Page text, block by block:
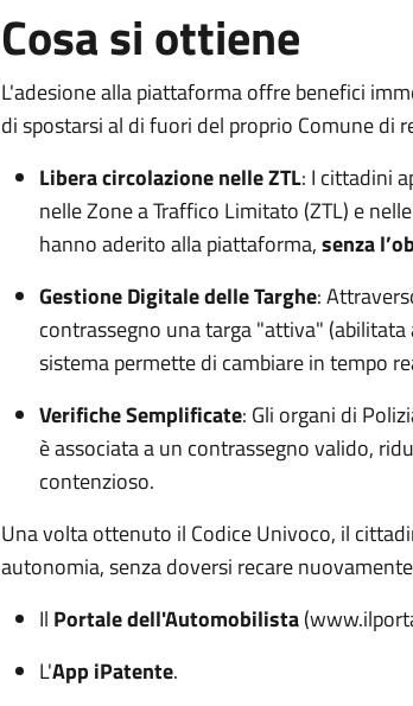
Cosa si ottiene
L'adesione alla piattaforma offre benefici
di spostarsi al di fuori del proprio Comune di
Libera circolazione nelle ZTL: I cittadini
nelle Zone a Traffico Limitato (ZTL) e
hanno aderito alla piattaforma,senza
Gestione Digitale delle Targhe:
contrassegno una targa "attiva"
sistema permette di cambiare in tempo
Verifiche Semplificate: Gli organi di
è associata a un contrassegno valido,
contenzioso.
Una volta ottenuto il Codice Univoco, il
autonomia, senza doversi recare
Il Portale dell'Automobilista
L'App iPatente.